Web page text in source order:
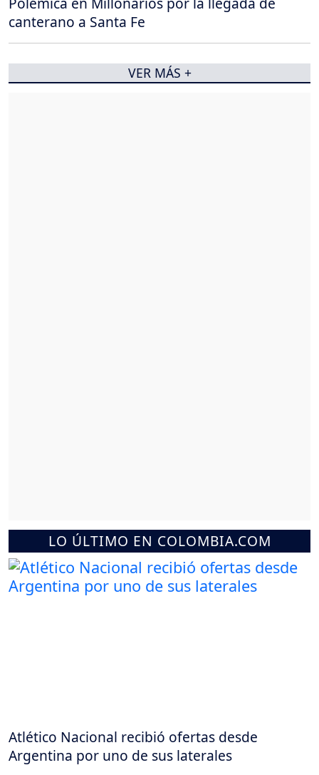
LO ÚLTIMO EN COLOMBIA.COM
Atlético Nacional recibió ofertas desde
Argentina por uno de sus laterales
canterano a Santa Fe
VER MÁS +